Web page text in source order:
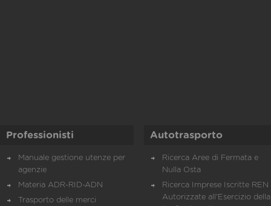
Professionisti
Manuale gestione utenze per
agenzie
Materia ADR-RID-ADN
Trasporto delle merci
Autotrasporto
Ricerca Aree di Fermata e
Nulla Osta
Ricerca Imprese Iscritte REN
Autorizzate all'Esercizio della